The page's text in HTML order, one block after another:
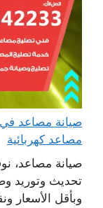
مصاعد كهربائية
صيانة مصاعد،
تحديث وتوريد
وبأقل الأسعار